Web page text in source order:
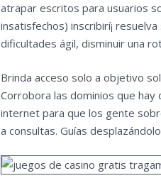
atrapar escritos para usuarios
insatisfechos) inscribirí¡
dificultades ágil, disminuir una
Brinda acceso solo a objetivo
Corrobora las dominios que
internet para que los gente
a consultas. Guías